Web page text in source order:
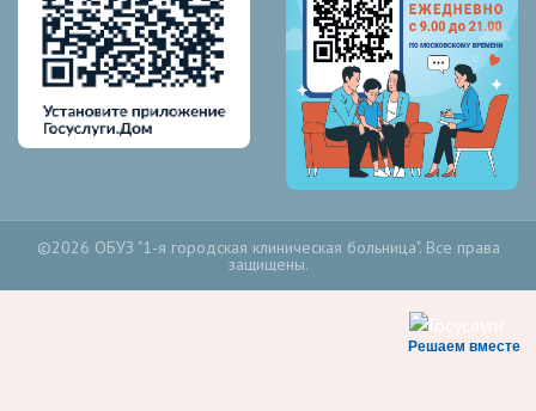
©2026 ОБУЗ "1-я городская клиническая больница". Все права
защищены.
Решаем вместе